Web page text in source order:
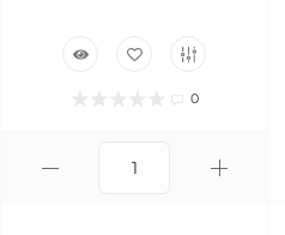
0